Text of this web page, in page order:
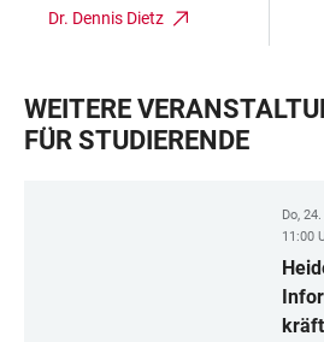
Dr. Dennis Dietz
WEITERE
FÜR STUDIERENDE
Do,
11:00